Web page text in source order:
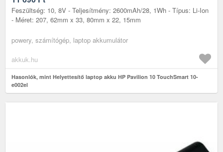
Feszültség: 10, 8V - Teljesítmény: 2600mAh/28, 1Wh - Típus: Li-Ion
- Méret: 207, 62mm x 33, 80mm x 22, 15mm
powery, számítógép, laptop akkumulátor
akkuk.hu
Hasonlók, mint Helyettesítő laptop akku HP Pavilion 10 TouchSmart 10-
e002el